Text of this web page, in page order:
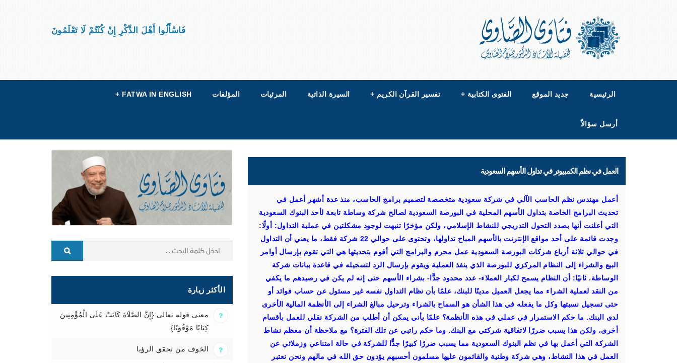
فَاسْأَلُوا أَهْلَ الذِّكْرِ إِنْ كُنْتُمْ لَا تَعْلَمُونَ
الرئيسية جديد الموقع الفتوى الكتابية + تفسير القرآن الكريم + السيرة الذاتية المرئيات المؤلفات FATWA IN ENGLISH
+
أرسل سؤالاً
العمل في نظم الكمبيوتر في تداول الأسهم السعودية
أعمل مهندس نظم الحاسب الآلي في شركة سعودية متخصصة لتصميم برامج الحاسب، منذ عدة أشهر أعمل في
تحديث البرامج الخاصة بتداول الأسهم المحلية في البورصة السعودية لصالح شركة وساطة تابعة لأحد البنوك السعودية
التي أعلنت أنها بصدد التحول التدريجي للنشاط الإسلامي، ولكن مؤخرًا تنبهت لوجود مشكلتين في عملية التداول: أولًا:
وجدت قائمة على أحد مواقع الإنترنت بالأسهم المباح تداولها، وتحتوى على حوالي 22 شركة فقط، ما يعني أن التداول
في حوالي ثلاثة أرباع شركات البورصة السعودية عمل محرم والبرامج التي أقوم بتحديثها هي التي تقوم بإرسال أوامر
البيع والشراء إلى النظام المركزي للبورصة الذي ينفذ العملية ويقوم بإرسال الرد لتسجيله في قاعدة بيانات شركة
الوساطة. ثانيًا: أن النظام يسمح لكبار العملاء- عدد محدود جدًّا- بشراء الأسهم حتى إنه لم يكن في رصيدهم ما يكفي
من النقد لعملية الشراء مما يجعل العميل مدينًا للبنك، علمًا بأن نظام التداول نفسه غير مسئول عن حساب فوائد أو
حتى تسجيل نسبتها وكل ما يفعله في هذا الشأن هو السماح بالشراء وترحيل مبالغ الشراء إلى الأنظمة المالية الأخرى
لدى البنك. ما حكم الاستمرار في عملي في هذه الأنظمة؟ علمًا بأني يمكن أن أطلب من الشركة نقلي للعمل بأقسام
أخرى، ولكن هذا يسبب ضررًا لاتفاقية شركتي مع البنك. وما حكم راتبي عن تلك الفترة؟ مع ملاحظة أن معظم نشاط
الشركة التي أعمل بها في نظم البنوك السعودية مما يسبب ضررًا كبيرًا جدًّا للشركة في حالة امتناعي وزملائي عن
العمل في هذا النشاط، وهي شركة وطنية والقائمون عليها مسلمون أحسبهم يؤدون حق الله في مالهم ونحن نعتبر
الأكثر زيارة
معنى قوله تعالى:{إِنَّ الصَّلَاةَ كَانَتْ عَلَى الْمُؤْمِنِينَ
كِتَابًا مَوْقُوتًا}
الخوف من تحقق الرؤيا